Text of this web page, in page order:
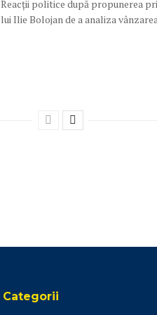
Reacții politice după propunerea
lui Ilie Bolojan de a analiza
Categorii